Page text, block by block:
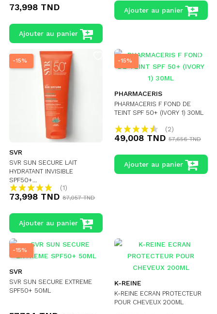
73,998 TND
Ajouter au panier
Ajouter au panier
-15%
SVR
SVR SUN SECURE LAIT
HYDRATANT INVISIBLE
SPF50+...
(1)
73,998 TND 87,057 TND
Ajouter au panier
-15%
PHARMACERIS
PHARMACERIS F FOND DE
TEINT SPF 50+ (IVORY 1) 30ML
(2)
49,008 TND 57,656 TND
Ajouter au panier
-15%
SVR
SVR SUN SECURE EXTREME
SPF50+ 50ML
K-REINE
K-REINE ECRAN PROTECTEUR
POUR CHEVEUX 200ML